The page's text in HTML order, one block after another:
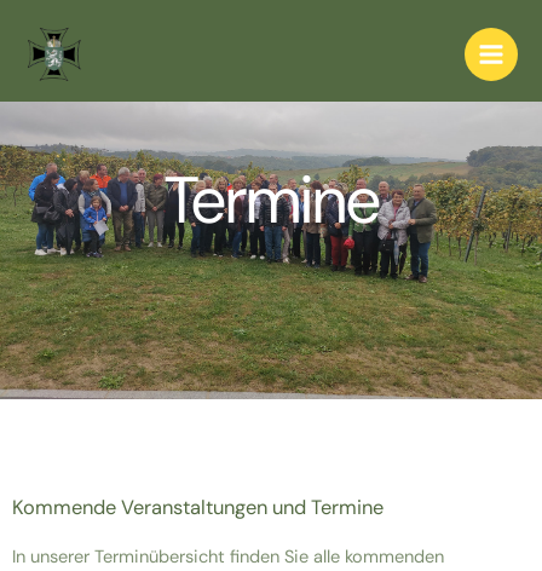
Inhalt
springen
Main
Termine
Kommende Veranstaltungen und Termine
In unserer Terminübersicht finden Sie alle kommenden